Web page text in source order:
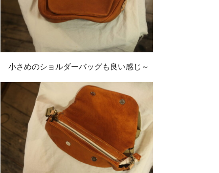
小さめのショルダーバッグも良い感じ～